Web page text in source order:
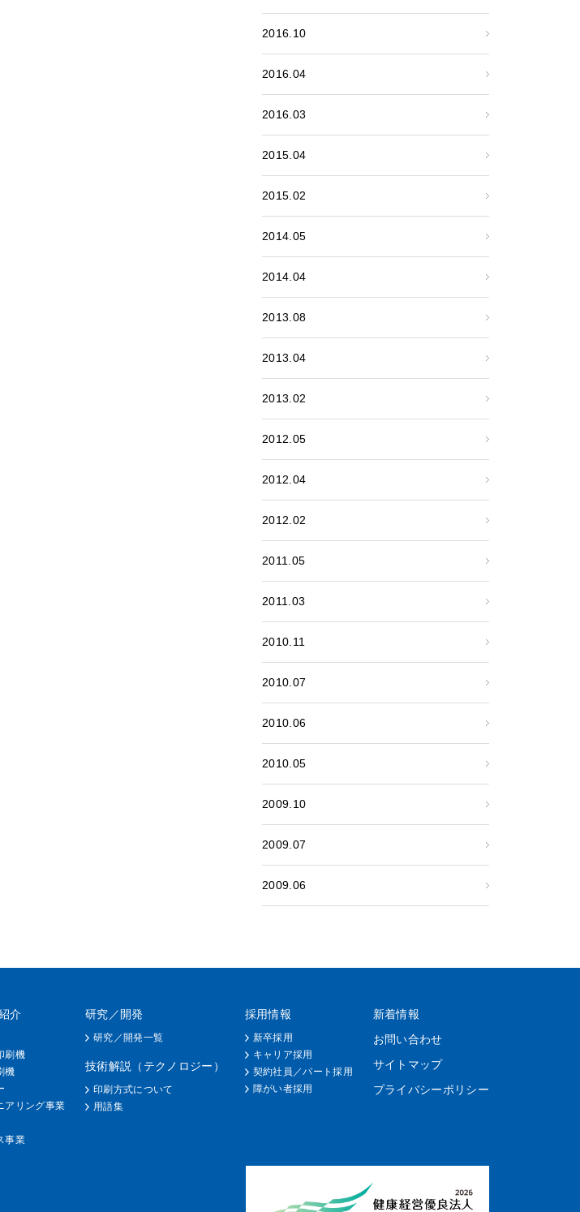
2016.10
2016.04
2016.03
2015.04
2015.02
2014.05
2014.04
2013.08
2013.04
2013.02
2012.05
2012.04
2012.02
2011.05
2011.03
2010.11
2010.07
2010.06
2010.05
2009.10
2009.07
2009.06
介
刷機
機
アリング事業
事業
研究／開発
研究／開発一覧
技術解説（テクノロジー）
印刷方式について
用語集
採用情報
新卒採用
キャリア採用
契約社員／パート採用
障がい者採用
新着情報
お問い合わせ
サイトマップ
プライバシーポリシー